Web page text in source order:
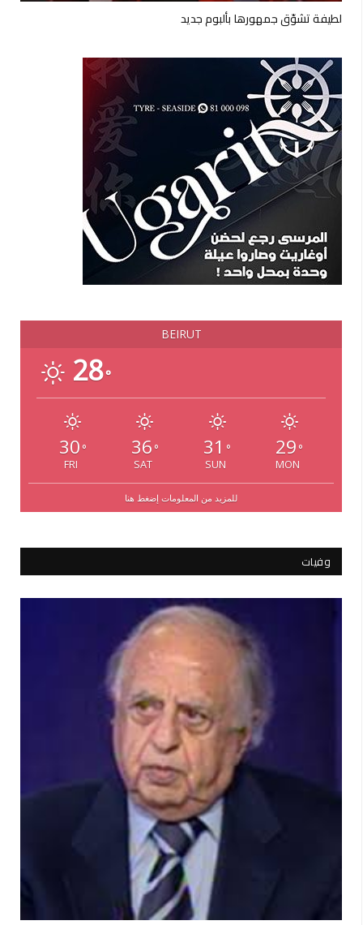
لطيفة تشوّق جمهورها بألبوم جديد
BEIRUT
28°
30 °
FRI
36 °
SAT
31 °
SUN
29 °
MON
للمزيد من المعلومات إضغط هنا
وفيات